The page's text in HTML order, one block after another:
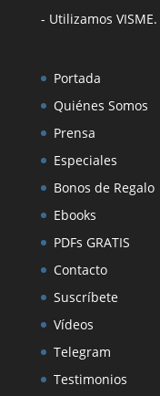
- Utilizamos VISME.
Portada
Quiénes Somos
Prensa
Especiales
Bonos de Regalo
Ebooks
PDFs GRATIS
Contacto
Suscríbete
Vídeos
Telegram
Testimonios